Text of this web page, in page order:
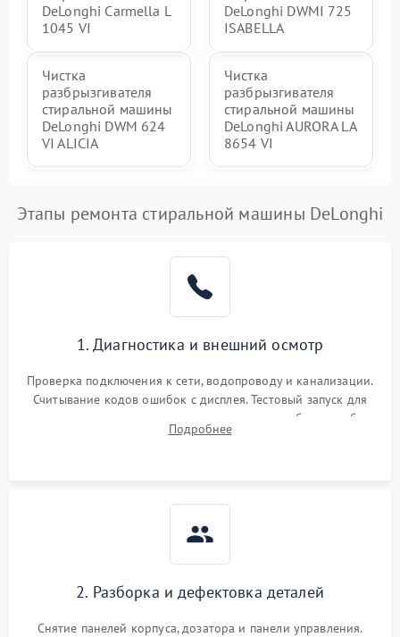
DeLonghi Carmella L
1045 VI
DeLonghi DWMI 725
ISABELLA
Чистка
разбрызгивателя
стиральной машины
DeLonghi DWM 624
VI ALICIA
Чистка
разбрызгивателя
стиральной машины
DeLonghi AURORA LA
8654 VI
Этапы ремонта стиральной машины DeLonghi
1. Диагностика и внешний осмотр
Проверка подключения к сети, водопроводу и канализации.
Считывание кодов ошибок с дисплея. Тестовый запуск для
выявления посторонних шумов, протечек или сбоев в работе
электронного модуля управления.
Подробнее
2. Разборка и дефектовка деталей
Снятие панелей корпуса, дозатора и панели управления.